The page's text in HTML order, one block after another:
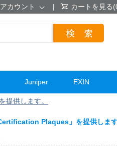
Juniper EXIN
提供します。
Plaques」を提供します
カウント | カートを見る(